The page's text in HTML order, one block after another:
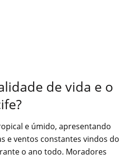
de vida e o
e úmido, apresentando
e ventos constantes vindos do
o ano todo. Moradores